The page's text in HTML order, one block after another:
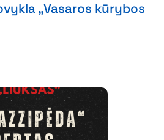
„Vasaros kūrybos